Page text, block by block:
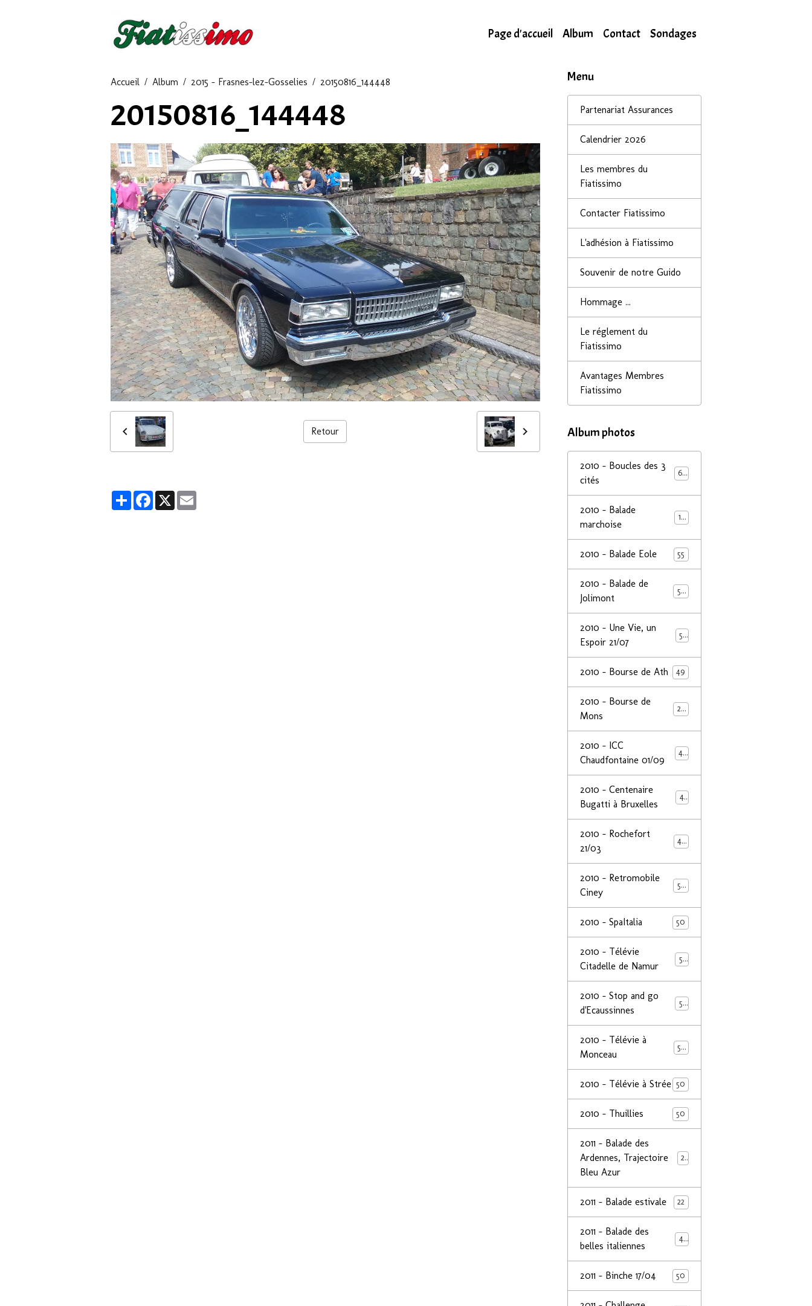
Page d'accueil Album Contact Sondages
Accueil Album 2015 - Frasnes-lez-Gosselies 20150816_144448
20150816_144448
Retour
PartagerFacebook
X
Menu
Partenariat Assurances
Calendrier 2026
Les membres du
Fiatissimo
Contacter Fiatissimo
L'adhésion à Fiatissimo
Souvenir de notre Guido
Hommage ...
Le réglement du
Fiatissimo
Avantages Membres
Fiatissimo
Album photos
2010 - Boucles des 3
cités
68
2010 - Balade
marchoise
14
2010 - Balade Eole 55
2010 - Balade de
Jolimont
50
2010 - Une Vie, un
Espoir 21/07
53
2010 - Bourse de Ath 49
2010 - Bourse de
Mons
29
2010 - ICC
Chaudfontaine 01/09
44
2010 - Centenaire
Bugatti à Bruxelles
44
2010 - Rochefort
21/03
47
2010 - Retromobile
Ciney
50
2010 - SpaItalia 50
2010 - Télévie
Citadelle de Namur
50
2010 - Stop and go
d'Ecaussinnes
50
2010 - Télévie à
Monceau
50
2010 - Télévie à Strée 50
2010 - Thuillies 50
2011 - Balade des
Ardennes, Trajectoire
Bleu Azur
24
2011 - Balade estivale 22
2011 - Balade des
belles italiennes
49
2011 - Binche 17/04 50